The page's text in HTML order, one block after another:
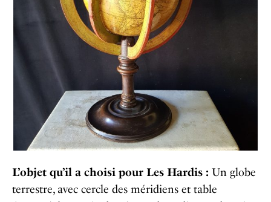
L’objet qu’il a choisi pour Les Hardis : Un globe
terrestre, avec cercle des méridiens et table